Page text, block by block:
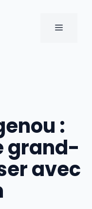
MENU
:
grand-
avec